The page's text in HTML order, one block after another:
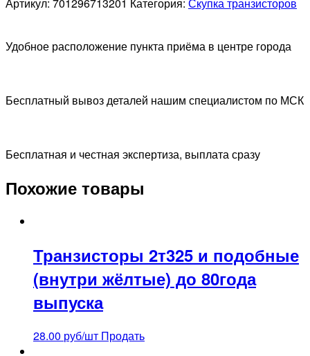
301,
316
проверенные
жёлтые)
Удобное расположение пункта приёма в центре города
Бесплатный вывоз деталей нашим специалистом по МСК
Бесплатная и честная экспертиза, выплата сразу
Похожие товары
Транзисторы 2т325 и подобные
(внутри жёлтые) до 80года
выпуска
28.00 руб/шт Продать